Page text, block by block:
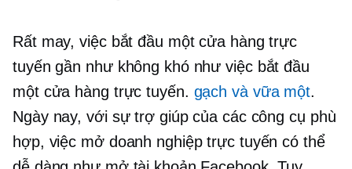
Rất may, việc bắt đầu một cửa hàng trực
tuyến gần như không khó như việc bắt đầu
một cửa hàng trực tuyến. gạch và vữamột.
Ngày nay, với sự trợ giúp của các công cụ phù
hợp, việc mở doanh nghiệp trực tuyến có thể